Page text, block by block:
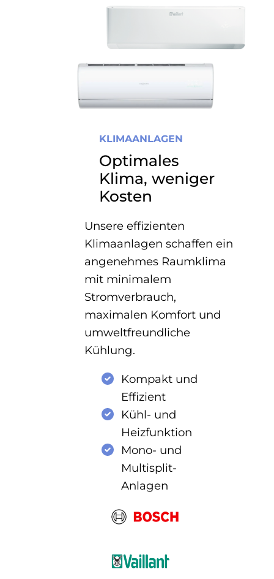
KLIMAANLAGEN
Optimales
Klima, weniger
Kosten
Unsere effizienten
Klimaanlagen schaffen ein
angenehmes Raumklima
mit minimalem
Stromverbrauch,
maximalen Komfort und
umweltfreundliche
Kühlung.
Kompakt und
Effizient
Kühl- und
Heizfunktion
Mono- und
Multisplit-
Anlagen